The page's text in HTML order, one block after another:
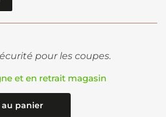
pour les coupes.
et en retrait magasin
panier